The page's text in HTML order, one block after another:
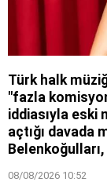
Türk halk
"fazla
iddiasıyla eski
açtığı davada
08/08/2026 10:52